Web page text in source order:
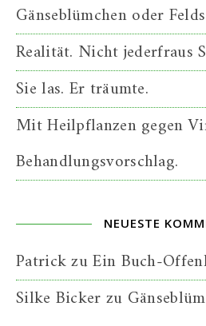
Gänseblümchen oder
Realität. Nicht jederfraus
Sie las. Er träumte.
Mit Heilpflanzen gegen
Behandlungsvorschlag.
NEUESTE
PatrickzuEin Buch-
Silke Bickerzu